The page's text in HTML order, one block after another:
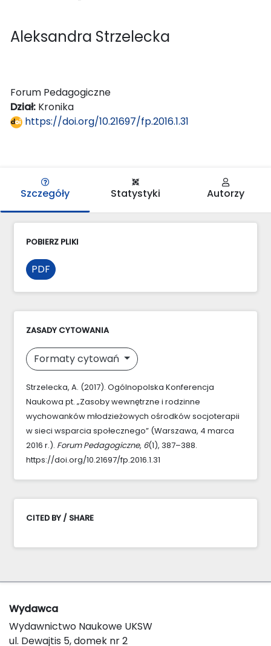
Aleksandra Strzelecka
Forum Pedagogiczne
Dział: Kronika
https://doi.org/10.21697/fp.2016.1.31
Szczegóły Statystyki Autorzy
POBIERZ PLIKI
PDF
ZASADY CYTOWANIA
Formaty cytowań
Strzelecka, A. (2017). Ogólnopolska Konferencja
Naukowa pt. „Zasoby wewnętrzne i rodzinne
wychowanków młodzieżowych ośrodków socjoterapii
w sieci wsparcia społecznego” (Warszawa, 4 marca
2016 r.). Forum Pedagogiczne, 6(1), 387–388.
https://doi.org/10.21697/fp.2016.1.31
CITED BY / SHARE
Wydawca
Wydawnictwo Naukowe UKSW
ul. Dewajtis 5, domek nr 2